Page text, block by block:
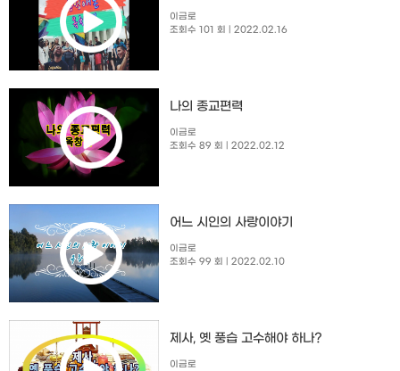
이금로
조회수 101 회
| 2022.02.16
나의 종교편력
이금로
조회수 89 회
| 2022.02.12
​어느 시인의 사랑이야기
이금로
조회수 99 회
| 2022.02.10
제사, 옛 풍습 고수해야 하나?
이금로